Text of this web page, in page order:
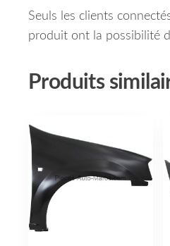
Seuls les clients
produit ont la possibilité
Produits